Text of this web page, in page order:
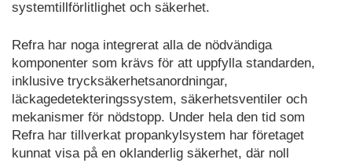
systemtillförlitlighet och säkerhet.
Refra har noga integrerat alla de nödvändiga
komponenter som krävs för att uppfylla standarden,
inklusive trycksäkerhetsanordningar,
läckagedetekteringssystem, säkerhetsventiler och
mekanismer för nödstopp. Under hela den tid som
Refra har tillverkat propankylsystem har företaget
kunnat visa på en oklanderlig säkerhet, där noll